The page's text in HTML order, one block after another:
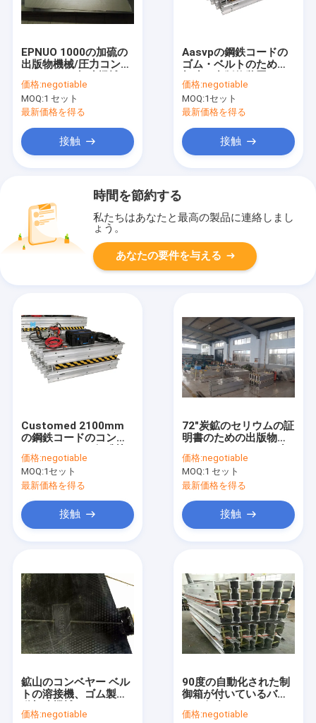
EPNUO 1000の加硫の
出版物機械/圧力コンベ
価格:negotiable
MOQ:1 セット
最新価格を得る
接触
Aasvpの鋼鉄コードの
ゴム・ベルトのための
価格:negotiable
MOQ:1セット
最新価格を得る
接触
時間を節約する
私たちはあなたと最高の製品に連絡しまし
ょう。
あなたの要件を与える
Customed 2100mm
の鋼鉄コードのコンベ
硫の出版物
価格:negotiable
MOQ:1セット
最新価格を得る
接触
72"炭鉱のセリウムの証
明書のための出版物の
硫機械
価格:negotiable
MOQ:1 セット
最新価格を得る
接触
鉱山のコンベヤー ベル
トの溶接機、ゴム製自
価格:negotiable
90度の自動化された制
御箱が付いているバイ
ベルト加硫機械
価格:negotiable